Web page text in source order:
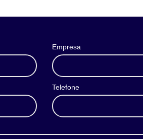
Empresa
Telefone